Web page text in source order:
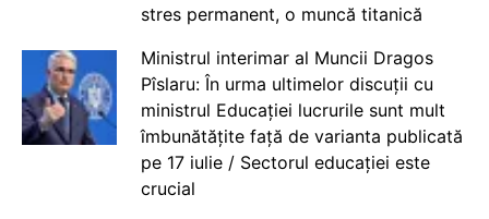
stres permanent, o muncă titanică
Ministrul interimar al Muncii Dragos
Pîslaru: În urma ultimelor discuții cu
ministrul Educației lucrurile sunt mult
îmbunătățite față de varianta publicată
pe 17 iulie / Sectorul educației este
crucial